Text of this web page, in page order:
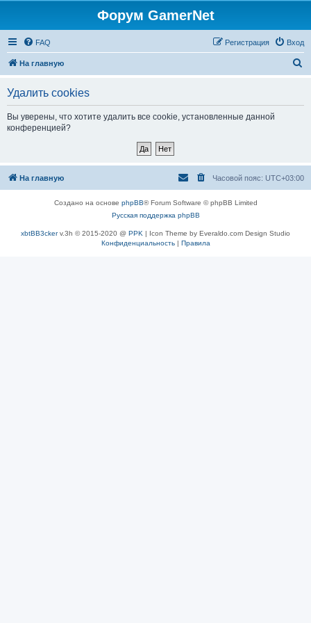
Форум GamerNet
FAQ Вход
Регистрация
На главную
Удалить cookies
Вы уверены, что хотите удалить все cookie, установленные данной
конференцией?
На главную Часовой пояс: UTC+03:00
Создано на основе phpBB® Forum Software © phpBB Limited
Русская поддержка phpBB
xbtBB3ckerv.3h © 2015-2020 @ PPK | Icon Theme by Everaldo.com Design Studio
Конфиденциальность| Правила